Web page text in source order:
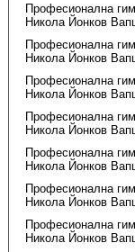
Професионална
Никола Йонков
Професионална
Никола Йонков
Професионална
Никола Йонков
Професионална
Никола Йонков
Професионална
Никола Йонков
Професионална
Никола Йонков
Професионална
Никола Йонков